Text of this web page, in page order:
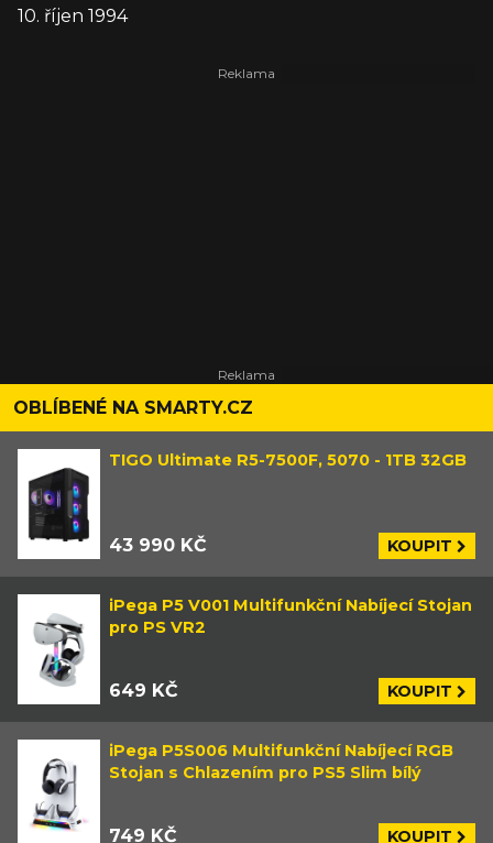
10. říjen 1994
OBLÍBENÉ NA SMARTY.CZ
TIGO Ultimate R5-7500F, 5070 - 1TB 32GB
43 990 KČ KOUPIT
iPega P5 V001 Multifunkční Nabíjecí Stojan
pro PS VR2
649 KČ KOUPIT
iPega P5S006 Multifunkční Nabíjecí RGB
Stojan s Chlazením pro PS5 Slim bílý
749 KČ KOUPIT